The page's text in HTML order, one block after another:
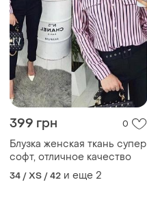
399 грн 0
Блузка женская ткань супер
софт, отличное качество
34 / XS / 42 и еще 2